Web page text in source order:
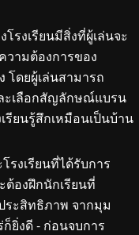
รงเรียนมีสิ่งที่ผู้เล่นจะ
วามต้องการของ
โดยผู้เล่นสามารถ
ะเลือกสัญลักษณ์แบรน
รียนรู้สึกเหมือนเป็นบ้าน
งเรียนที่ได้รับการ
องฝึกนักเรียนที่
ระสิทธิภาพ จากมุม
ก็ยิ่งดี - ก่อนจบการ